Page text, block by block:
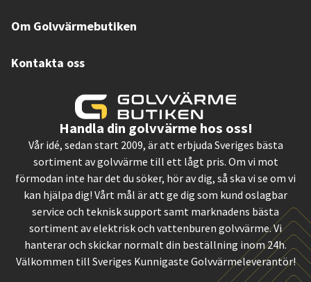
Om Golvvärmebutiken
Kontakta oss
Handla din golvvärme hos oss!
Vår idé, sedan start 2009, är att erbjuda Sveriges bästa
sortiment av golvvärme till ett lågt pris. Om vi mot
förmodan inte har det du söker, hör av dig, så ska vi se om vi
kan hjälpa dig! Vårt mål är att ge dig som kund oslagbar
service och teknisk support samt marknadens bästa
sortiment av elektrisk och vattenburen golvvärme. Vi
hanterar och skickar normalt din beställning inom 24h.
Välkommen till Sveriges Kunnigaste Golvvärmeleverantör!